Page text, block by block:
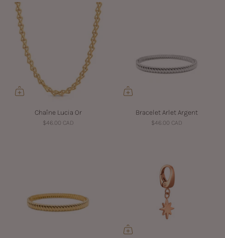
Chaîne Lucia Or
$46.00 CAD
Bracelet Arlet Argent
$46.00 CAD